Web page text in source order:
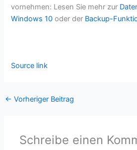
vornehmen: Lesen Sie mehr zur
Windows 10 oder der Backup-
Source link
← Vorheriger Beitrag
Schreibe einen